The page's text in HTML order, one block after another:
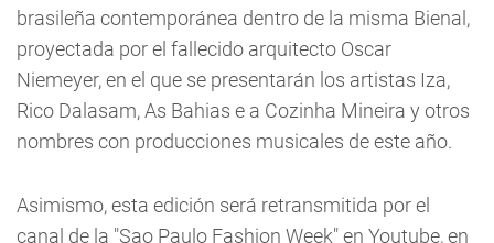
brasileña contemporánea dentro de la misma Bienal,
proyectada por el fallecido arquitecto Oscar
Niemeyer, en el que se presentarán los artistas Iza,
Rico Dalasam, As Bahias e a Cozinha Mineira y otros
nombres con producciones musicales de este año.
Asimismo, esta edición será retransmitida por el
canal de la "Sao Paulo Fashion Week" en Youtube, en